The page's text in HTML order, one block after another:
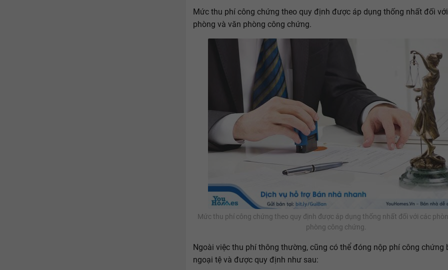
Mức thu phí công chứng theo quy định được áp dụng thống nhất đối
phòng và văn phòng công chứng.
Mức thu phí công chứng theo quy định được áp dụng thống nhất đối với các
phòng công chứng.
Ngoài việc thu phí thông thường, cũng có thể đóng nộp phí công chứng
ngoại tệ và được quy định như sau: